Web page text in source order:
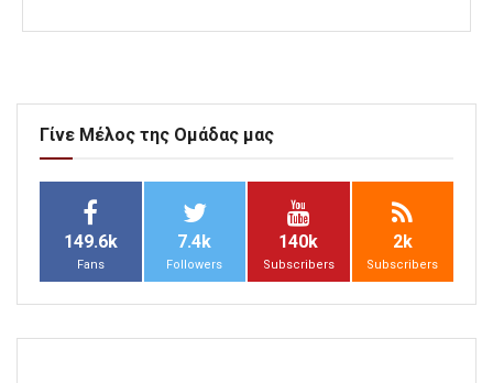
Γίνε Μέλος της Ομάδας μας
149.6k
Fans
7.4k
Followers
140k
Subscribers
2k
Subscribers